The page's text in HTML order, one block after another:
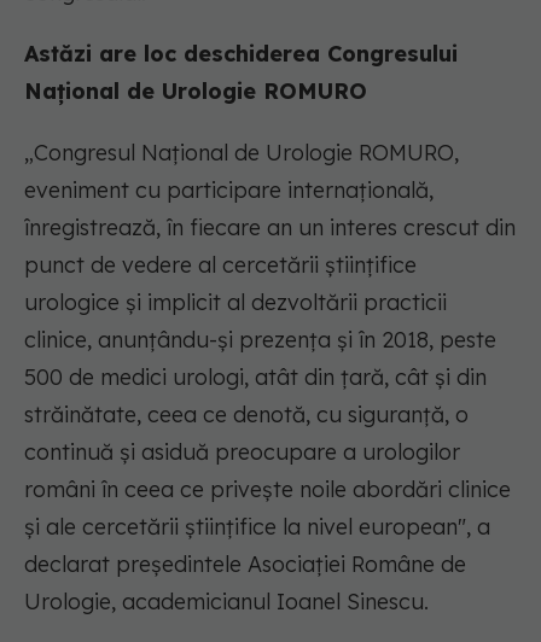
Astăzi are loc deschiderea Congresului
Național de Urologie ROMURO
„Congresul Naţional de Urologie ROMURO,
eveniment cu participare internaţională,
înregistrează, în fiecare an un interes crescut din
punct de vedere al cercetării ştiinţifice
urologice şi implicit al dezvoltării practicii
clinice, anunţându-şi prezenţa şi în 2018, peste
500 de medici urologi, atât din ţară, cât şi din
străinătate, ceea ce denotă, cu siguranţă, o
continuă şi asiduă preocupare a urologilor
români în ceea ce priveşte noile abordări clinice
şi ale cercetării ştiinţifice la nivel european", a
declarat preşedintele Asociaţiei Române de
Urologie, academicianul Ioanel Sinescu.